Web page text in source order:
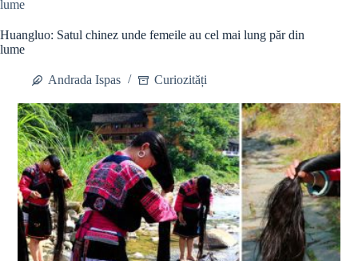
lume
Huangluo: Satul chinez unde femeile au cel mai lung păr din
lume
Andrada Ispas Curiozități